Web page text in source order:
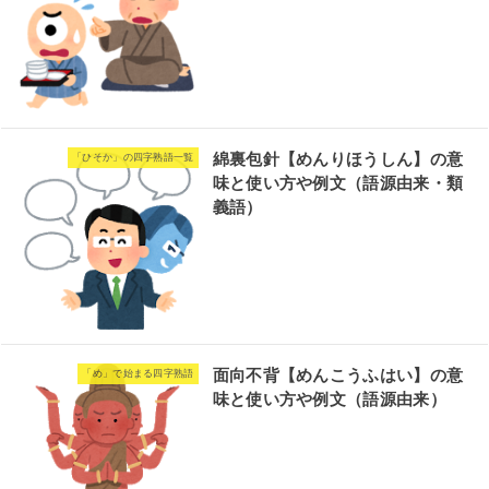
「ひそか」の四字熟語一覧
綿裏包針【めんりほうしん】の意
味と使い方や例文（語源由来・類
義語）
「め」で始まる四字熟語
面向不背【めんこうふはい】の意
味と使い方や例文（語源由来）